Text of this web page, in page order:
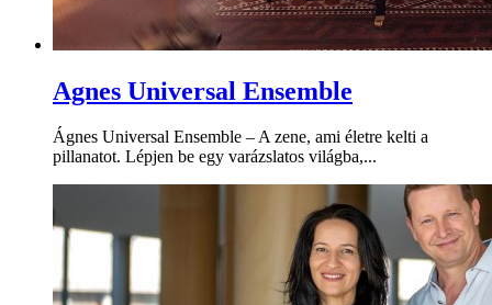
Agnes Universal Ensemble
Ágnes Universal Ensemble – A zene, ami életre kelti a
pillanatot. Lépjen be egy varázslatos világba,...